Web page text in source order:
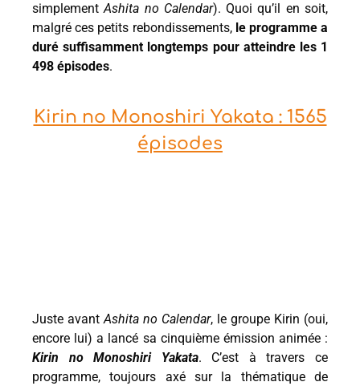
simplementAshita no Calendar). Quoi qu’il en soit,
malgré ces petits rebondissements, le programme a
duré suffisamment longtemps pour atteindre les 1
498 épisodes.
Kirin no Monoshiri Yakata : 1565
épisodes
Juste avantAshita no Calendar, le groupe Kirin (oui,
encore lui) a lancé sa cinquième émission animée :
Kirin no Monoshiri Yakata. C’est à travers ce
programme, toujours axé sur la thématique de